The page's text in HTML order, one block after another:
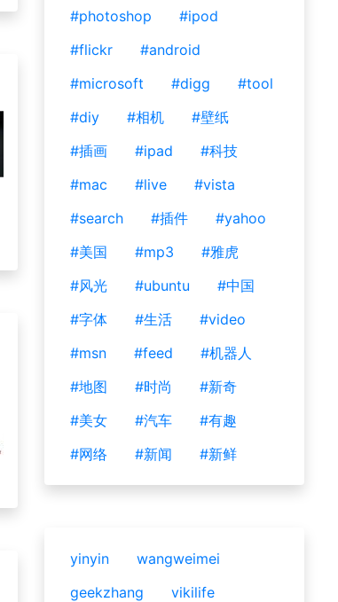
#photoshop
#ipod
#flickr
#android
#microsoft
#digg
#tool
#diy
#相机
#壁纸
#插画
#ipad
#科技
#mac
#live
#vista
#search
#插件
#yahoo
#美国
#mp3
#雅虎
#风光
#ubuntu
#中国
#字体
#生活
#video
#msn
#feed
#机器人
#地图
#时尚
#新奇
#美女
#汽车
#有趣
#网络
#新闻 #新鲜
yinyin
wangweimei
geekzhang
vikilife